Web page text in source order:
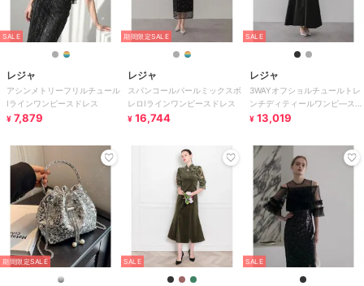
SALE
レジャ
アシンメトリーフリルチュール
Iラインワンピースドレス
¥ 7,879
期間限定SALE
レジャ
スパンコールパールミックスボ
レロIラインワンピースドレス
¥ 16,744
SALE
レジャ
3WAYオフショルチュールトレ
ンチディティールワンピ―スド
レス
¥ 13,019
期間限定SALE SALE SALE